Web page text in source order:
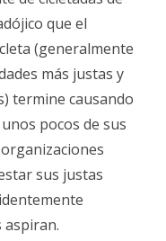
que el
(generalmente
más justas y
termine causando
pocos de sus
sus justas
aspiran.